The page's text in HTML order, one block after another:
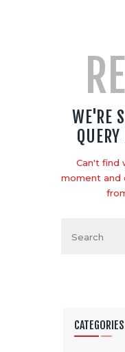
WE'RE
Can't find
moment and
CATEGORIES